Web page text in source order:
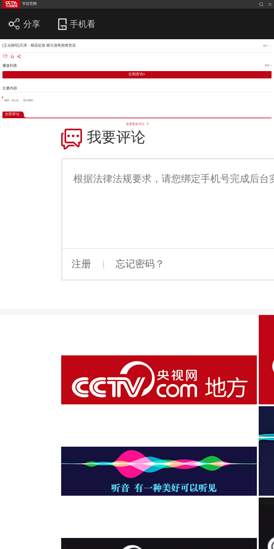
节目官网
分享 手机看
[正点财经]天津：桃花绽放 吸引游客踏青赏花 简介
播放列表 更多 >
往期查询>
主要内容
编辑：高士佳 责任编辑：
全部评论
查看更多评论